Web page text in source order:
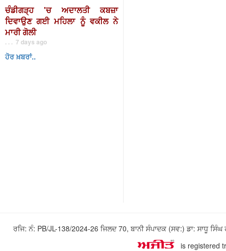
ਚੰਡੀਗੜ੍ਹ 'ਚ ਅਦਾਲਤੀ ਕਬਜ਼ਾ
ਦਿਵਾਉਣ ਗਈ ਮਹਿਲਾ ਨੂੰ ਵਕੀਲ ਨੇ
ਮਾਰੀ ਗੋਲੀ
. . . 7 days ago
ਹੋਰ ਖ਼ਬਰਾਂ..
ਰਜਿ: ਨੰ: PB/JL-138/2024-26 ਜਿਲਦ 70, ਬਾਨੀ ਸੰਪਾਦਕ (ਸਵ:) ਡਾ: ਸਾਧੂ
is registered